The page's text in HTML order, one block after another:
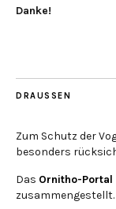
Danke!
DRAUSSEN
Zum Schutz der
besonders
Das Ornitho-Portal
zusammengestellt.